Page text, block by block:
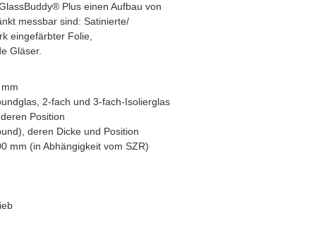
Plus einen Aufbau von
messbar sind: Satinierte/
eingefärbter Folie,
Gläser.
2-fach und 3-fach-Isolierglas
Position
deren Dicke und Position
mm (in Abhängigkeit vom SZR)